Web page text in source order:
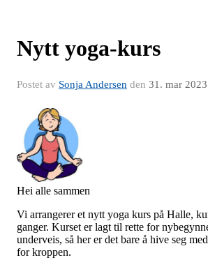
Nytt yoga-kurs
Postet av Sonja Andersen den 31. mar 2023
Hei alle sammen
Vi arrangerer et nytt yoga kurs på Halle,
ganger. Kurset er lagt til rette for
underveis, så her er det bare å hive seg
for kroppen.